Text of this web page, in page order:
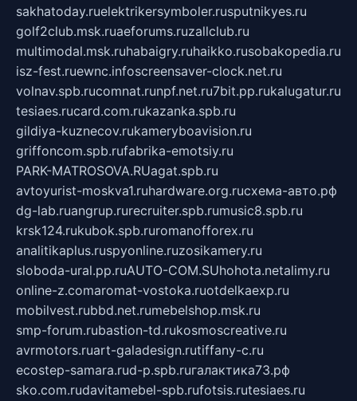
sakhatoday.ruelektrikersymboler.rusputnikyes.ru
golf2club.msk.ruaeforums.ruzallclub.ru
multimodal.msk.ruhabaigry.ruhaikko.rusobakopedia.ru
isz-fest.ruewnc.infoscreensaver-clock.net.ru
volnav.spb.rucomnat.runpf.net.ru7bit.pp.rukalugatur.ru
tesiaes.rucard.com.rukazanka.spb.ru
gildiya-kuznecov.rukameryboavision.ru
griffoncom.spb.rufabrika-emotsiy.ru
PARK-MATROSOVA.RUagat.spb.ru
avtoyurist-moskva1.ruhardware.org.ruсхема-авто.рф
dg-lab.ruangrup.rurecruiter.spb.rumusic8.spb.ru
krsk124.rukubok.spb.ruromanofforex.ru
analitikaplus.ruspyonline.ruzosikamery.ru
sloboda-ural.pp.ruAUTO-COM.SUhohota.netalimy.ru
online-z.comaromat-vostoka.ruotdelkaexp.ru
mobilvest.rubbd.net.rumebelshop.msk.ru
smp-forum.rubastion-td.rukosmoscreative.ru
avrmotors.ruart-galadesign.rutiffany-c.ru
ecostep-samara.rud-p.spb.ruгалактика73.рф
sko.com.rudavitamebel-spb.rufotsis.rutesiaes.ru